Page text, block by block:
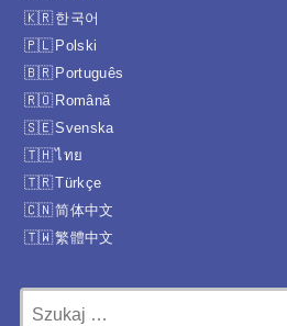
한국어
Polski
Português
Română
Svenska
ไทย
Türkçe
简体中文
繁體中文